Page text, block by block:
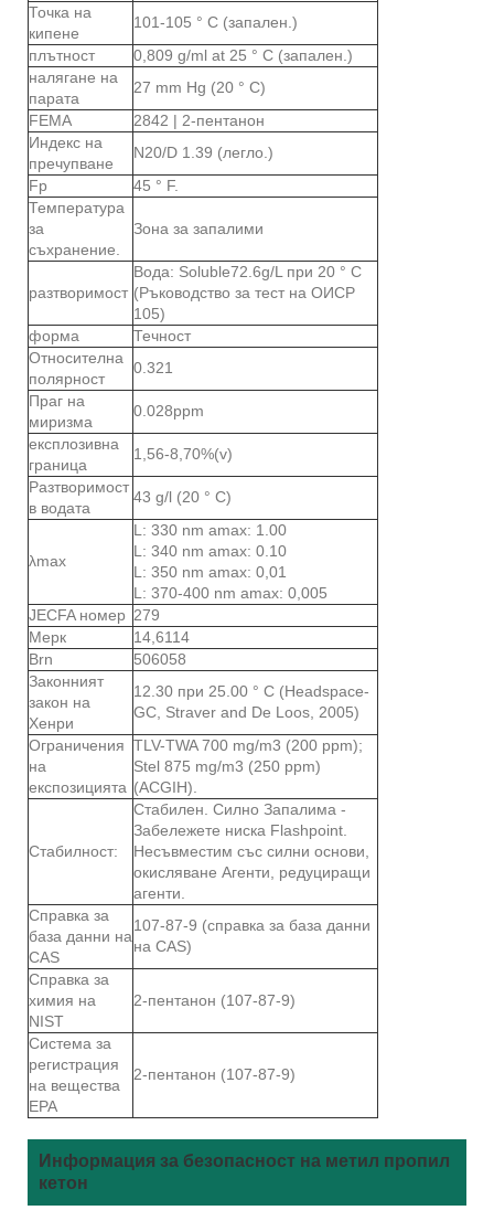
Точка на
кипене
101-105 ° C (запален.)
плътност
0,809 g/ml at 25 ° C (запален.)
налягане на
парата
27 mm Hg (20 ° C)
FEMA
2842 | 2-пентанон
Индекс на
пречупване
N20/D 1.39 (легло.)
Fp
45 ° F.
Температура
за
съхранение.
Зона за запалими
разтворимост
Вода: Soluble72.6g/L при 20 ° C
(Ръководство за тест на ОИСР
105)
форма
Течност
Относителна
полярност
0.321
Праг на
миризма
0.028ppm
експлозивна
граница
1,56-8,70%(v)
Разтворимост
в водата
43 g/l (20 ° C)
λmax
L: 330 nm amax: 1.00
L: 340 nm amax: 0.10
L: 350 nm amax: 0,01
L: 370-400 nm amax: 0,005
JECFA номер 279
Мерк
14,6114
Brn
506058
Законният
закон на
Хенри
12.30 при 25.00 ° C (Headspace-
GC, Straver and De Loos, 2005)
Ограничения
на
експозицията
TLV-TWA 700 mg/m3 (200 ppm);
Stel 875 mg/m3 (250 ppm)
(ACGIH).
Стабилност:
Стабилен. Силно Запалима -
Забележете ниска Flashpoint.
Несъвместим със силни основи,
окисляване Агенти, редуциращи
агенти.
Справка за
база данни на
CAS
107-87-9 (справка за база данни
на CAS)
Справка за
химия на
NIST
2-пентанон (107-87-9)
Система за
регистрация
на вещества
EPA
2-пентанон (107-87-9)
Информация за безопасност на метил пропил
кетон